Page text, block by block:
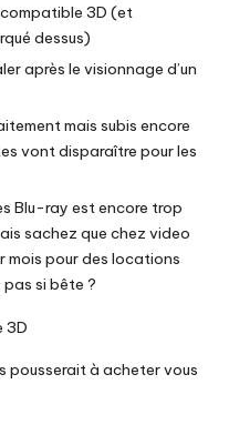
3D (et
dessus)
après le visionnage d’un
mais subis encore
vont disparaître pour les
Blu-ray est encore trop
sachez que chez video
mois pour des locations
si bête ?
pousserait à acheter vous